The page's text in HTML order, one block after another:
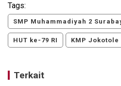
Tags:
SMP Muhammadiyah 2
HUT ke-79 RI KMP Jokotole
Terkait